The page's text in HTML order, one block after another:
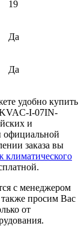
19
Да
Да
удобно купить
I-07IN-
и
официальной
заказа вы
климатического
с менеджером
просим Вас
от